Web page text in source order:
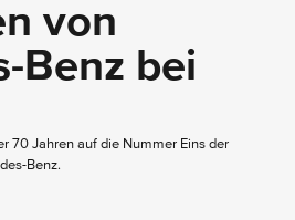
von
Benz bei
70 Jahren auf die Nummer Eins der
Benz.